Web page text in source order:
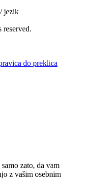
jezik
do preklica
zato, da vam
z vašim osebnim